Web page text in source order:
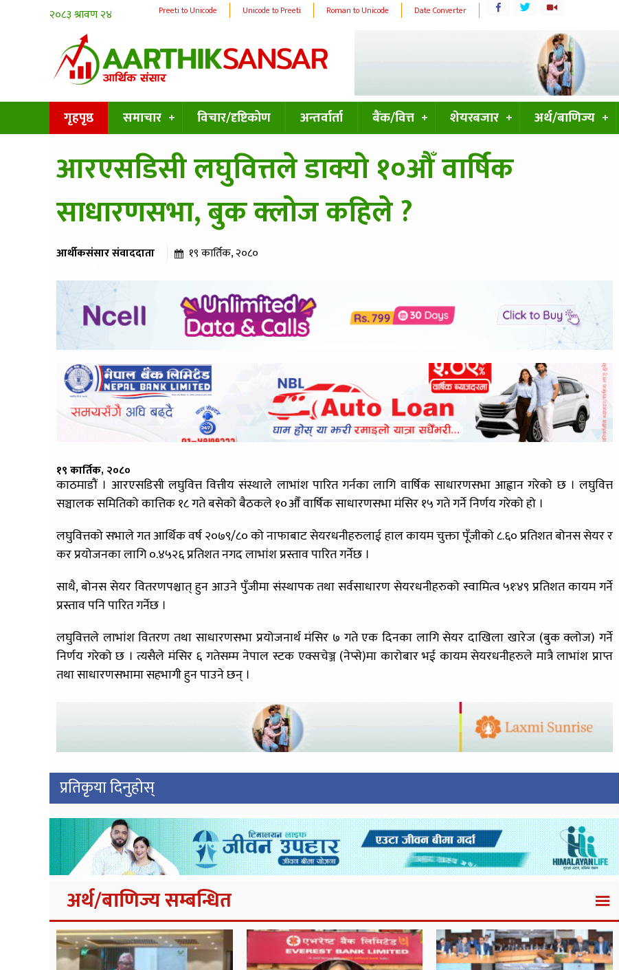
Preeti to Unicode Unicode to Preeti Roman to Unicode Date Converter
गृहपृष्ठ समाचार विचार/दृष्टिकोण अन्तर्वार्ता बैंक/वित्त शेयरबजार अर्थ/बाणिज्य
आरएसडिसी लघुवित्तले डाक्यो १०औँ वार्षिक
साधारणसभा, बुक क्लोज कहिले ?
आर्थीकसंसार संवाददाता १९ कार्तिक, २०८०
१९ कार्तिक, २०८०
काठमाडौं । आरएसडिसी लघुवित्त वित्तीय संस्थाले लाभांश पारित गर्नका लागि वार्षिक साधारणसभा आह्वान गरेको छ । लघुवित्त
सञ्चालक समितिको कात्तिक १८ गते बसेको बैठकले १०औँ वार्षिक साधारणसभा मंसिर १५ गते गर्ने निर्णय गरेको हो ।
लघुवित्तको सभाले गत आर्थिक वर्ष २०७९/८० को नाफाबाट सेयरधनीहरुलाई हाल कायम चुक्ता पूँजीको ८.६० प्रतिशत बोनस सेयर र
कर प्रयोजनका लागि ०.४५२६ प्रतिशत नगद लाभांश प्रस्ताव पारित गर्नेछ ।
साथै, बोनस सेयर वितरणपश्चात् हुन आउने पुँजीमा संस्थापक तथा सर्वसाधारण सेयरधनीहरुको स्वामित्व ५१ः४९ प्रतिशत कायम गर्ने
प्रस्ताव पनि पारित गर्नेछ ।
लघुवित्तले लाभांश वितरण तथा साधारणसभा प्रयोजनार्थ मंसिर ७ गते एक दिनका लागि सेयर दाखिला खारेज (बुक क्लोज) गर्ने
निर्णय गरेको छ । त्यसैले मंसिर ६ गतेसम्म नेपाल स्टक एक्सचेञ्ज (नेप्से)मा कारोबार भई कायम सेयरधनीहरुले मात्रै लाभांश प्राप्त
तथा साधारणसभामा सहभागी हुन पाउने छन् ।
प्रतिकृया दिनुहोस्
अर्थ/बाणिज्य सम्बन्धित